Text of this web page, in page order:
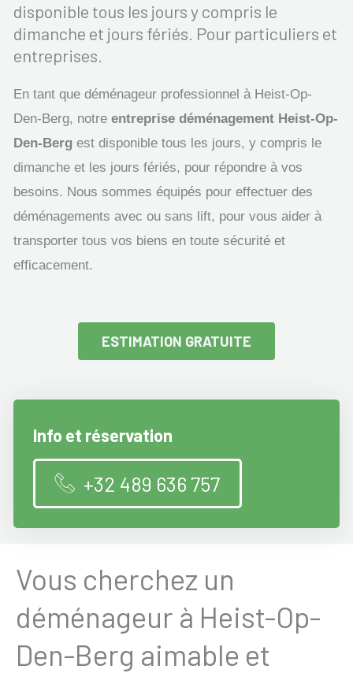
disponible tous les jours y compris le
dimanche et jours fériés. Pour particuliers et
entreprises.
En tant que déménageur professionnel à Heist-Op-
Den-Berg, notre entreprise déménagement Heist-Op-
Den-Berg est disponible tous les jours, y compris le
dimanche et les jours fériés, pour répondre à vos
besoins. Nous sommes équipés pour effectuer des
déménagements avec ou sans lift, pour vous aider à
transporter tous vos biens en toute sécurité et
efficacement.
ESTIMATION GRATUITE
Info et réservation
+32 489 636 757
Vous cherchez un
déménageur à Heist-Op-
Den-Berg aimable et